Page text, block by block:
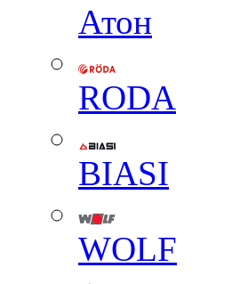
Атон
RODA
BIASI
WOLF